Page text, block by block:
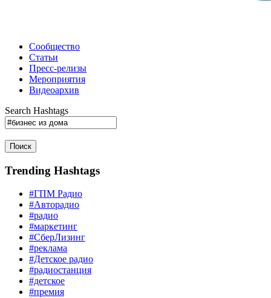
Сообщество
Статьи
Пресс-релизы
Мероприятия
Видеоархив
Search Hashtags
Поиск
Trending Hashtags
#ГПМ Радио
#Авторадио
#радио
#маркетинг
#СберЛизинг
#реклама
#Детское радио
#радиостанция
#детское
#премия